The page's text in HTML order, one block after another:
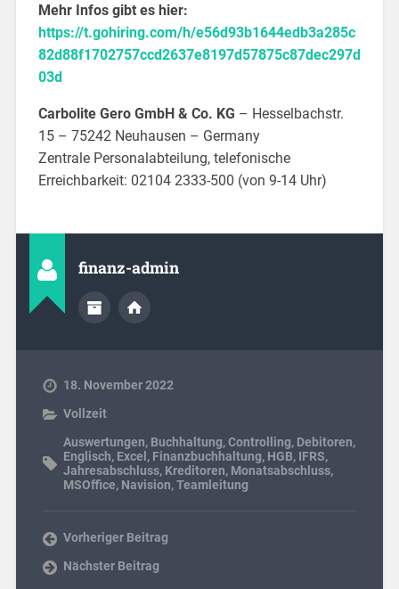
Mehr Infos gibt es hier:
https://t.gohiring.com/h/e56d93b1644edb3a285c
82d88f1702757ccd2637e8197d57875c87dec297d
03d
Carbolite Gero GmbH & Co. KG – Hesselbachstr.
15 – 75242 Neuhausen – Germany
Zentrale Personalabteilung, telefonische
Erreichbarkeit: 02104 2333-500 (von 9-14 Uhr)
finanz-admin
18. November 2022
Vollzeit
Auswertungen, Buchhaltung,Controlling, Debitoren,
Englisch, Excel , Finanzbuchhaltung, HGB, IFRS,
Jahresabschluss, Kreditoren, Monatsabschluss,
MSOffice, Navision,Teamleitung
Vorheriger Beitrag
Nächster Beitrag